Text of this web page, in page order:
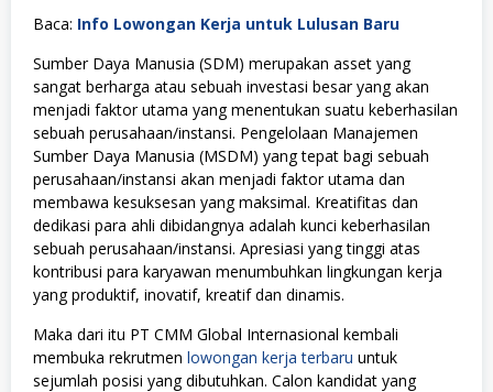
Baca: Info Lowongan Kerja untuk Lulusan Baru
Sumber Daya Manusia (SDM) merupakan asset yang
sangat berharga atau sebuah investasi besar yang akan
menjadi faktor utama yang menentukan suatu keberhasilan
sebuah perusahaan/instansi. Pengelolaan Manajemen
Sumber Daya Manusia (MSDM) yang tepat bagi sebuah
perusahaan/instansi akan menjadi faktor utama dan
membawa kesuksesan yang maksimal. Kreatifitas dan
dedikasi para ahli dibidangnya adalah kunci keberhasilan
sebuah perusahaan/instansi. Apresiasi yang tinggi atas
kontribusi para karyawan menumbuhkan lingkungan kerja
yang produktif, inovatif, kreatif dan dinamis.
Maka dari itu PT CMM Global Internasional kembali
membuka rekrutmen lowongan kerja terbaru untuk
sejumlah posisi yang dibutuhkan. Calon kandidat yang